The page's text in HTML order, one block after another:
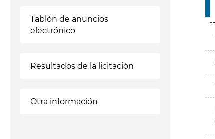
Tablón de anuncios
electrónico
Resultados de la licitación
Otra información